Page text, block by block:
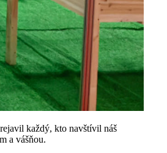
každý, kto navštívil náš
a vášňou.